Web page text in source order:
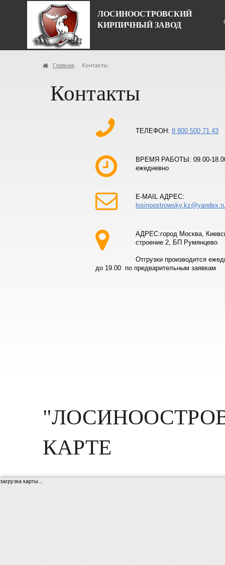
ЛОСИНООСТРОВСКИЙ
КИРПИЧНЫЙ ЗАВОД
Главная Контакты
Контакты
ТЕЛЕФОН: 8 800 500 71 43
ВРЕМЯ РАБОТЫ: 09.00-
ежедневно
E-MAIL АДРЕС:
АДРЕС:город Москва,
строение 2, БП Румянцево
Отгрузки производится
до 19.00 по предварительным заявкам
КАРТЕ
загрузка карты...